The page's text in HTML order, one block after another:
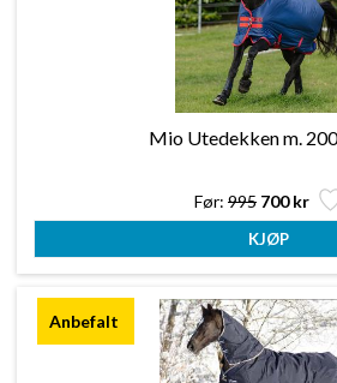
Mio Utedekken m.
Før: 995 700 kr